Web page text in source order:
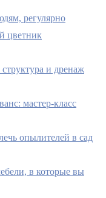
регулярно
цветник
и дренаж
мастер-класс
опылителей в сад
в которые вы